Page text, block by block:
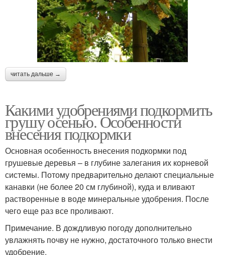
читать дальше →
Какими удобрениями подкормить
грушу осенью. Особенности
внесения подкормки
Основная особенность внесения подкормки под
грушевые деревья – в глубине залегания их корневой
системы. Потому предварительно делают специальные
канавки (не более 20 см глубиной), куда и вливают
растворенные в воде минеральные удобрения. После
чего еще раз все проливают.
Примечание. В дождливую погоду дополнительно
увлажнять почву не нужно, достаточного только внести
удобрение.